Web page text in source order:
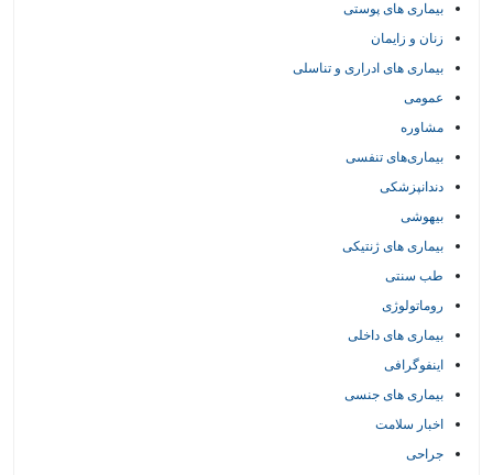
بیماری های پوستی
زنان و زایمان
بیماری های ادراری و تناسلی
عمومی
مشاوره
بیماری‌های تنفسی
دندانپزشکی
بیهوشی
بیماری های ژنتیکی
طب سنتی
روماتولوژی
بیماری های داخلی
اینفوگرافی
بیماری های جنسی
اخبار سلامت
جراحی